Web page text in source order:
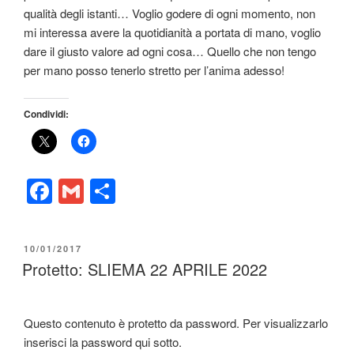
qualità degli istanti… Voglio godere di ogni momento, non
mi interessa avere la quotidianità a portata di mano, voglio
dare il giusto valore ad ogni cosa… Quello che non tengo
per mano posso tenerlo stretto per l’anima adesso!
Condividi:
F
a
c
e
o
o
G
m
di
di
PUBBLICATO
IL
10/01/2017
Protetto: SLIEMA 22 APRILE 2022
Questo contenuto è protetto da password. Per visualizzarlo
inserisci la password qui sotto.